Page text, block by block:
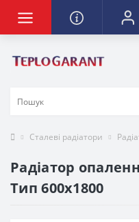
Сталеві радіатори
Радіатор
Тип 600х1800